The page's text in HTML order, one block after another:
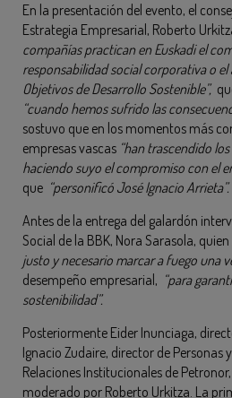
En la presentación del evento, el
Estrategia Empresarial, Roberto
compañías practican en Euskadi el
responsabilidad social corporativa o
Objetivos de Desarrollo Sostenible”,
“cuando hemos sufrido las
sostuvo que en los momentos más
empresas vascas “han trascendido
haciendo suyo el compromiso con el
que “personificó José Ignacio Arrieta”.
Antes de la entrega del galardón
Social de la BBK, Nora Sarasola,
justo y necesario marcar a fuego una
desempeño empresarial, “para
sostenibilidad”.
Posteriormente Eider Inunciaga,
Ignacio Zudaire, director de Personas
Relaciones Institucionales de
moderado por Roberto Urkitza. La